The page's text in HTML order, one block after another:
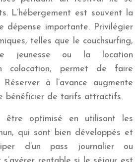
L’hébergement est souvent la
dépense importante. Privilégier
telles que le couchsurfing,
jeunesse ou la location
colocation, permet de faire
à l’avance augmente
bénéficier de tarifs attractifs.
être optimisé en utilisant les
qui sont bien développés et
d’un pass journalier ou